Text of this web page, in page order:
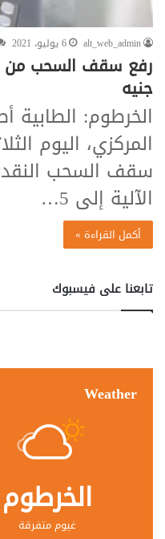
alt_web_admin
6 يوليو، 2021
رفع سقف السحب من
جنيه
الخرطوم: الطابية
المركزي، اليوم
سقف السحب
الآلية إلى 5…
أكمل القراءة »
تابعنا على فيسبوك
Weather
الخرطوم
غيوم متفرقة